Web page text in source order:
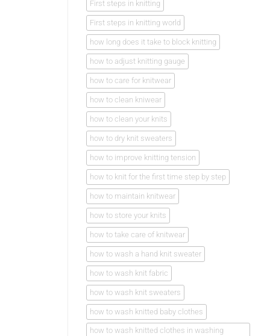
First steps in knitting
First steps in knitting world
how long does it take to block knitting
how to adjust knitting gauge
how to care for knitwear
how to clean kniwear
how to clean your knits
how to dry knit sweaters
how to improve knitting tension
how to knit for the first time step by step
how to maintain knitwear
how to store your knits
how to take care of knitwear
how to wash a hand knit sweater
how to wash knit fabric
how to wash knit sweaters
how to wash knitted baby clothes
how to wash knitted clothes in washing